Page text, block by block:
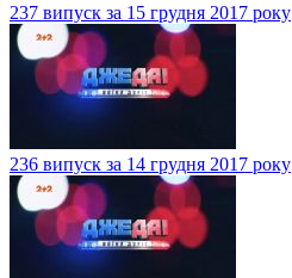
237 випуск за 15 грудня 2017 року
236 випуск за 14 грудня 2017 року